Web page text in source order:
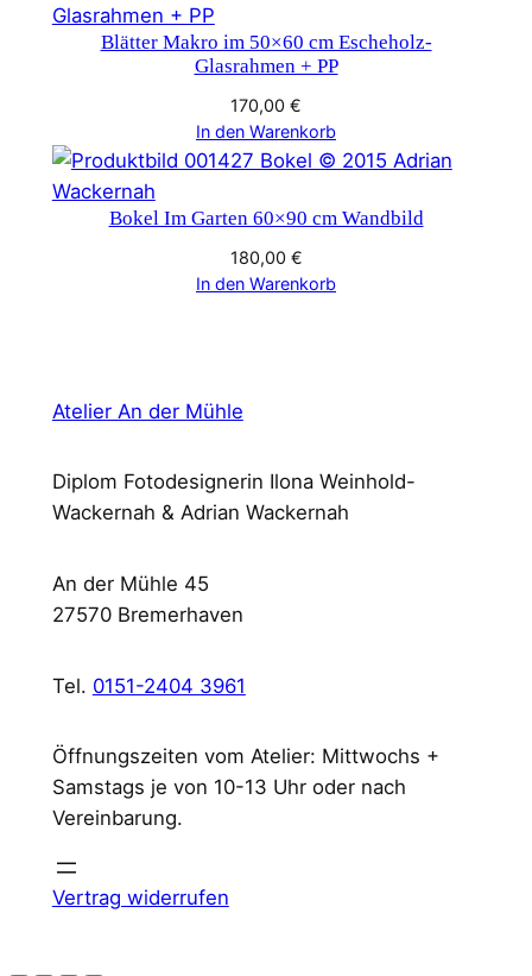
Blätter Makro im 50×60 cm Escheholz-
Glasrahmen + PP
170,00 €
In den Warenkorb
Bokel Im Garten 60×90 cm Wandbild
180,00 €
In den Warenkorb
Atelier An der Mühle
Diplom Fotodesignerin Ilona Weinhold-
Wackernah & Adrian Wackernah
An der Mühle 45
27570 Bremerhaven
Tel. 0151-2404 3961
Öffnungszeiten vom Atelier: Mittwochs +
Samstags je von 10-13 Uhr oder nach
Vereinbarung.
Vertrag widerrufen